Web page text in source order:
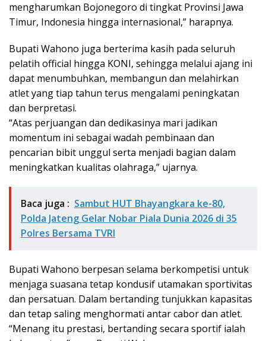
mengharumkan Bojonegoro di tingkat Provinsi Jawa
Timur, Indonesia hingga internasional,” harapnya.
Bupati Wahono juga berterima kasih pada seluruh
pelatih official hingga KONI, sehingga melalui ajang ini
dapat menumbuhkan, membangun dan melahirkan
atlet yang tiap tahun terus mengalami peningkatan
dan berpretasi.
“Atas perjuangan dan dedikasinya mari jadikan
momentum ini sebagai wadah pembinaan dan
pencarian bibit unggul serta menjadi bagian dalam
meningkatkan kualitas olahraga,” ujarnya.
Baca juga : Sambut HUT Bhayangkara ke-80,
Polda Jateng Gelar Nobar Piala Dunia 2026 di 35
Polres Bersama TVRI
Bupati Wahono berpesan selama berkompetisi untuk
menjaga suasana tetap kondusif utamakan sportivitas
dan persatuan. Dalam bertanding tunjukkan kapasitas
dan tetap saling menghormati antar cabor dan atlet.
“Menang itu prestasi, bertanding secara sportif ialah